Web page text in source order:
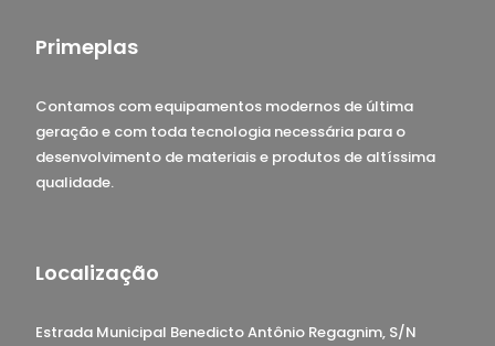
Primeplas
Contamos com equipamentos modernos de última
geração e com toda tecnologia necessária para o
desenvolvimento de materiais e produtos de altíssima
qualidade.
Localização
Estrada Municipal Benedicto Antônio Regagnim, S/N